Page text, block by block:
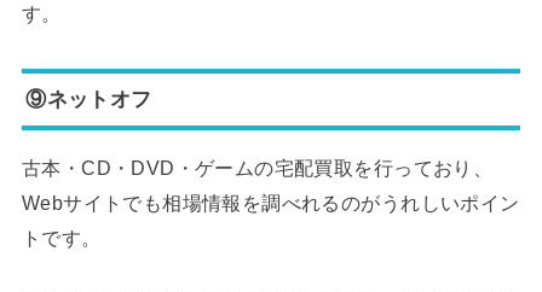
す。
⑨ネットオフ
古本・CD・DVD・ゲームの宅配買取を行っており、
Webサイトでも相場情報を調べれるのがうれしいポイン
トです。